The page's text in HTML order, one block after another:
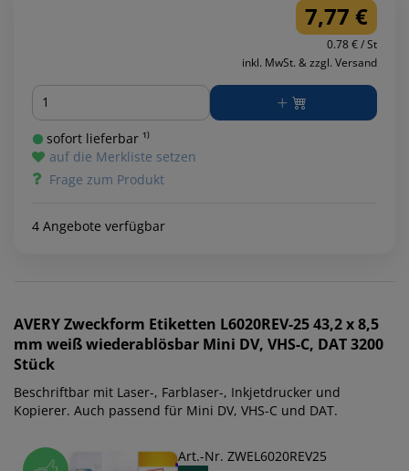
7,77 €
0.78 € / St
inkl. MwSt. & zzgl. Versand
Menge
sofort lieferbar ¹⁾
auf die Merkliste setzen
Frage zum Produkt
4 Angebote verfügbar
AVERY Zweckform Etiketten L6020REV-25 43,2 x 8,5
mm weiß wiederablösbar Mini DV, VHS-C, DAT 3200
Stück
Beschriftbar mit Laser-, Farblaser-, Inkjetdrucker und
Kopierer. Auch passend für Mini DV, VHS-C und DAT.
Art.-Nr. ZWEL6020REV25